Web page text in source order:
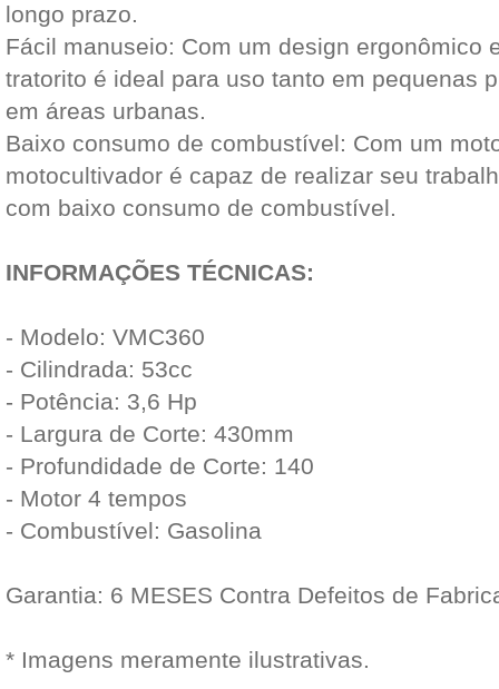
longo prazo.
Fácil manuseio: Com um design ergonômico
tratorito é ideal para uso tanto em pequenas
em áreas urbanas.
Baixo consumo de combustível: Com um
motocultivador é capaz de realizar seu
com baixo consumo de combustível.
INFORMAÇÕES TÉCNICAS:
- Modelo: VMC360
- Cilindrada: 53cc
- Potência: 3,6 Hp
- Largura de Corte: 430mm
- Profundidade de Corte: 140
- Motor 4 tempos
- Combustível: Gasolina
Garantia: 6 MESES Contra Defeitos de
* Imagens meramente ilustrativas.